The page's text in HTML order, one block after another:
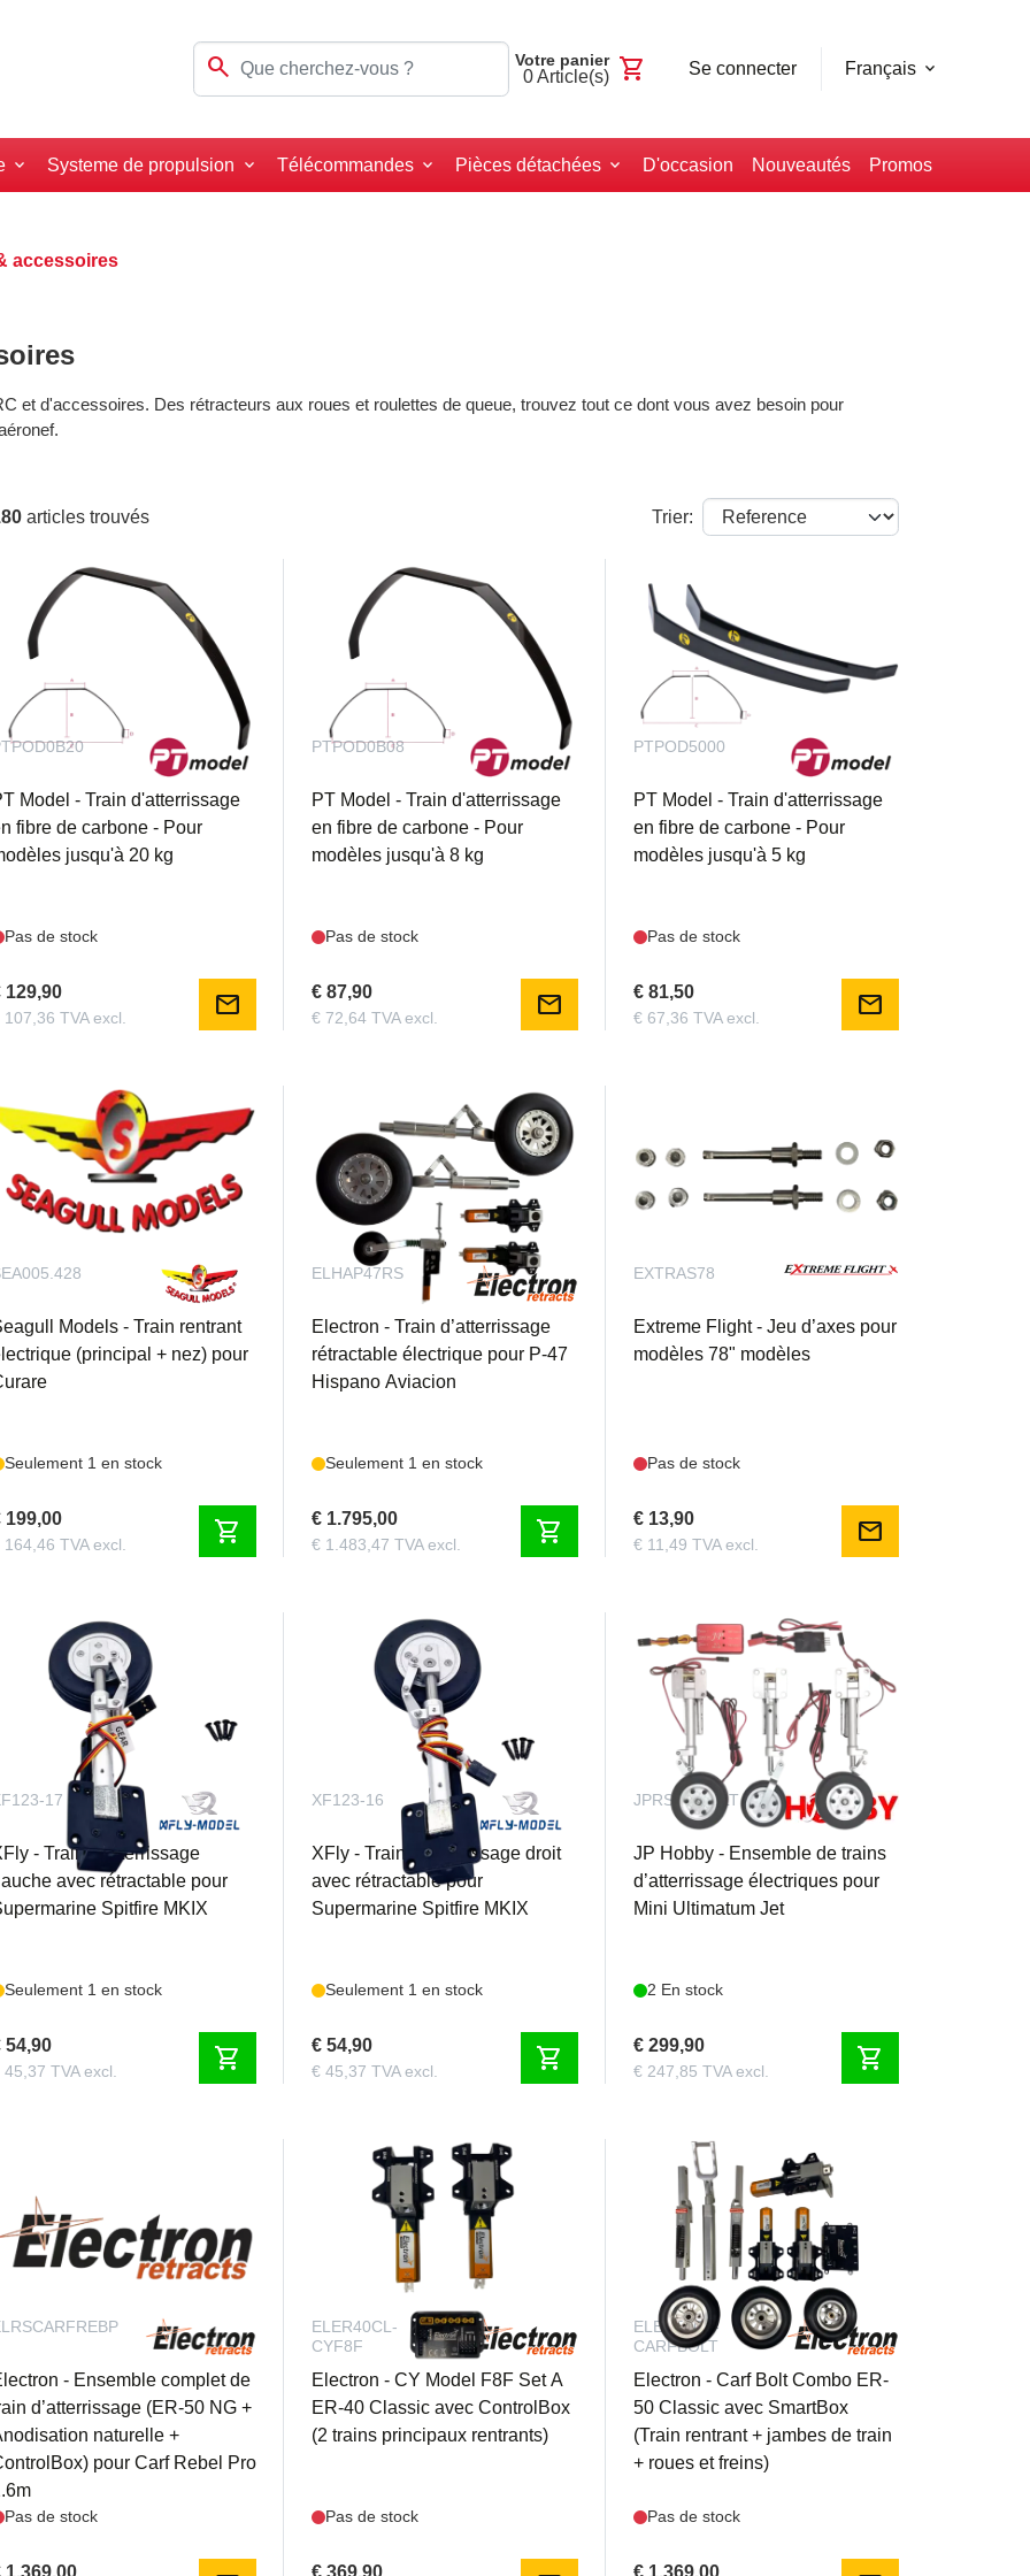
search Votre panier
0Article(s) shopping_cart Se connecter Français
Systeme de propulsion Télécommandes Pièces détachées D'occasion Nouveautés Promos
accessoires
et d'accessoires. Des rétracteurs aux roues et roulettes de queue, trouvez tout ce dont vous avez besoin pour
articles trouvés Trier:
Model - Train d'atterrissage
fibre de carbone - Pour
jusqu'à 20 kg
Pas de stock
129,90
107,36 TVA excl. mail
PTPOD0B08
PT Model - Train d'atterrissage
en fibre de carbone - Pour
modèles jusqu'à 8 kg
Pas de stock
€ 87,90
€ 72,64 TVA excl. mail
PTPOD5000
PT Model - Train d'atterrissage
en fibre de carbone - Pour
modèles jusqu'à 5 kg
Pas de stock
€ 81,50
€ 67,36 TVA excl. mail
Models - Train rentrant
(principal + nez) pour
Seulement 1 en stock
199,00
164,46 TVA excl. shopping_cart
ELHAP47RS
Electron - Train d’atterrissage
rétractable électrique pour P-47
Hispano Aviacion
Seulement 1 en stock
€ 1.795,00
€ 1.483,47 TVA excl. shopping_cart
EXTRAS78
Extreme Flight - Jeu d’axes pour
modèles 78" modèles
Pas de stock
€ 13,90
€ 11,49 TVA excl. mail
17
- Train d’atterrissage
avec rétractable pour
Spitfire MKIX
Seulement 1 en stock
54,90
45,37 TVA excl. shopping_cart
XF123-16
XFly - Train d’atterrissage droit
avec rétractable pour
Supermarine Spitfire MKIX
Seulement 1 en stock
€ 54,90
€ 45,37 TVA excl. shopping_cart
JPRSHAMULT
JP Hobby - Ensemble de trains
d’atterrissage électriques pour
Mini Ultimatum Jet
2 En stock
€ 299,90
€ 247,85 TVA excl. shopping_cart
- Ensemble complet de
d’atterrissage (ER-50 NG +
naturelle +
pour Carf Rebel Pro
Pas de stock
1.369,00
ELER40CL-
CYF8F
Electron - CY Model F8F Set A
ER-40 Classic avec ControlBox
(2 trains principaux rentrants)
Pas de stock
€ 369,90
ELER50CL-
CARFBOLT
Electron - Carf Bolt Combo ER-
50 Classic avec SmartBox
(Train rentrant + jambes de train
+ roues et freins)
Pas de stock
€ 1.369,00